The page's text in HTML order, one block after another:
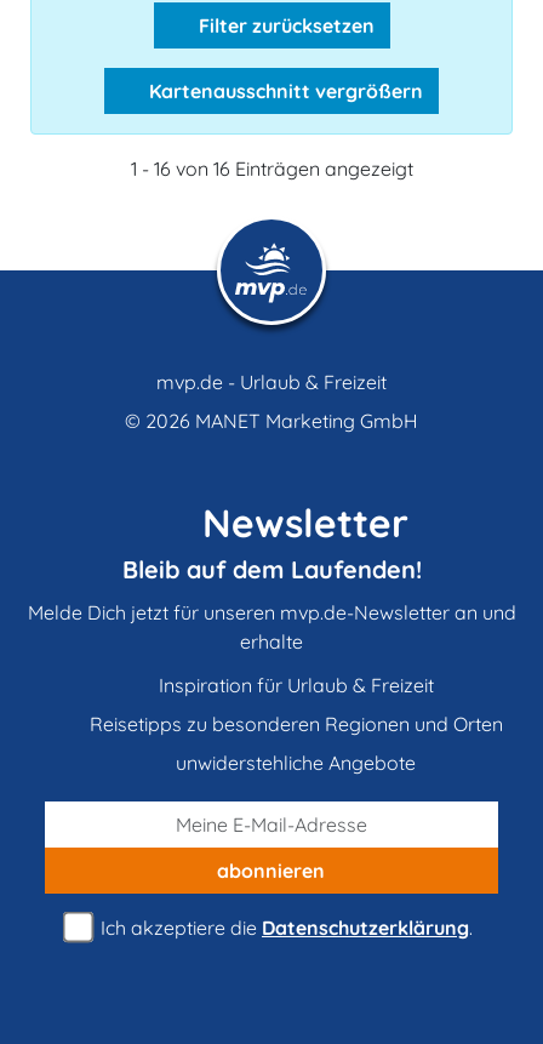
Filter zurücksetzen
Kartenausschnitt vergrößern
1 - 16 von 16 Einträgen angezeigt
mvp.de - Urlaub & Freizeit
© 2026 MANET Marketing GmbH
Newsletter
Bleib auf dem Laufenden!
Melde Dich jetzt für unseren mvp.de-Newsletter an und
erhalte
Inspiration für Urlaub & Freizeit
Reisetipps zu besonderen Regionen und Orten
unwiderstehliche Angebote
abonnieren
Ich akzeptiere die Datenschutzerklärung.